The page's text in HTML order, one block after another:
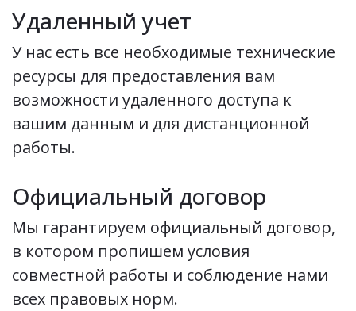
Удаленный учет
У нас есть все необходимые технические
ресурсы для предоставления вам
возможности удаленного доступа к
вашим данным и для дистанционной
работы.
Официальный договор
Мы гарантируем официальный договор,
в котором пропишем условия
совместной работы и соблюдение нами
всех правовых норм.